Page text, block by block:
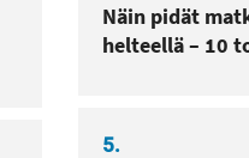
Näin pidät
helteellä – 10
5.